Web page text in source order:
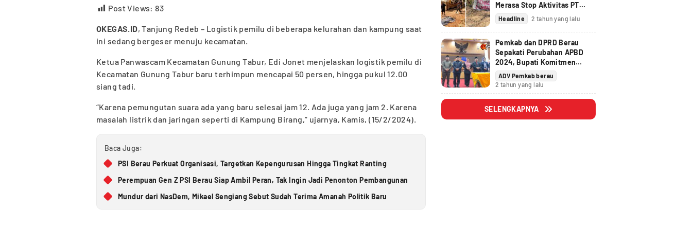
Post Views: 83
OKEGAS.ID, Tanjung Redeb – Logistik pemilu di beberapa kelurahan dan kampung saat
ini sedang bergeser menuju kecamatan.
Ketua Panwascam Kecamatan Gunung Tabur, Edi Jonet menjelaskan logistik pemilu di
Kecamatan Gunung Tabur baru terhimpun mencapai 50 persen, hingga pukul 12.00
siang tadi.
“Karena pemungutan suara ada yang baru selesai jam 12. Ada juga yang jam 2. Karena
masalah listrik dan jaringan seperti di Kampung Birang,” ujarnya, Kamis, (15/2/2024).
Baca Juga:
PSI Berau Perkuat Organisasi, Targetkan Kepengurusan Hingga Tingkat Ranting
Perempuan Gen Z PSI Berau Siap Ambil Peran, Tak Ingin Jadi Penonton Pembangunan
Mundur dari NasDem, Mikael Sengiang Sebut Sudah Terima Amanah Politik Baru
Merasa Stop Aktivitas PT
Berau Coal
Headline 2 tahun yang lalu
Pemkab dan DPRD Berau
Sepakati Perubahan APBD
2024, Bupati Komitmen
Tindak Lanjuti Pandangan
Fraksi
ADV Pemkab berau
2 tahun yang lalu
SELENGKAPNYA